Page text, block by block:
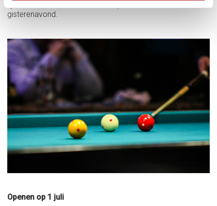
gisterenavond.
Openen op 1 juli